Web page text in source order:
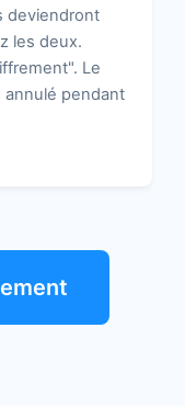
deviendront
les deux.
Le
pendant